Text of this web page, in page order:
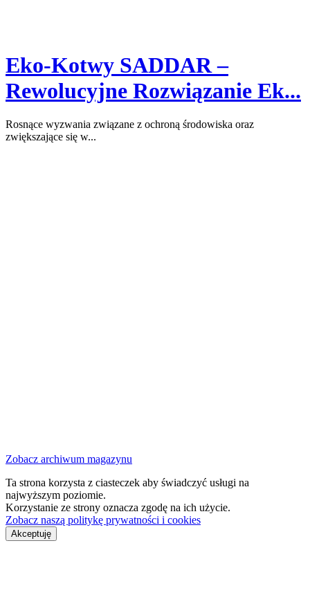
Eko-Kotwy SADDAR –
Rewolucyjne Rozwiązanie Ek...
Rosnące wyzwania związane z ochroną środowiska oraz
zwiększające się w...
Zobacz archiwum magazynu
Ta strona korzysta z ciasteczek aby świadczyć usługi na
najwyższym poziomie.
Korzystanie ze strony oznacza zgodę na ich użycie.
Zobacz naszą politykę prywatności i cookies
Akceptuję